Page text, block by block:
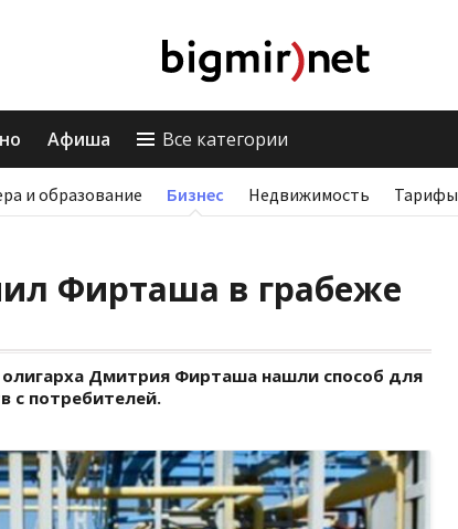
Афиша Все категории
и образование Бизнес Недвижимость Тарифы
Фирташа в грабеже
Дмитрия Фирташа нашли способ для
с потребителей.